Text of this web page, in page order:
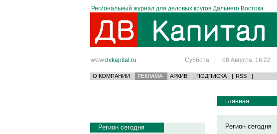
Региональный журнал для деловых кругов Дальнего Востока
www.dvkapital.ru Суббота | 08 Августа, 16:22
О КОМПАНИИ РЕКЛАМА АРХИВ | ПОДПИСКА | RSS |
Регион сегодня
главная
Регион сегодня